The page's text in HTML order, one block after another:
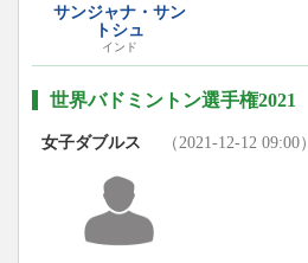
サンジャナ・サン
トシュ
インド
世界バドミントン選手権2021
女子ダブルス （2021-12-12 09:00）